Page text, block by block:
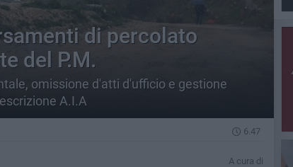
di percolato
del P.M.
omissione d'atti d'ufficio e gestione
A.I.A
6.47
A cura di